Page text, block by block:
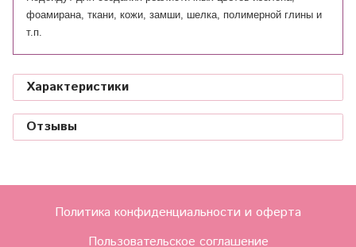
фоамирана, ткани, кожи, замши, шелка, полимерной глины и
т.п.
Характеристики
Отзывы
Политика конфиденциальности и оферта
Пользовательское соглашение